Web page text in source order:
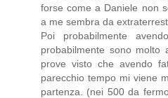
forse come a Daniele non
a me sembra da
Poi probabilmente
probabilmente sono molto
prove visto che avendo
parecchio tempo mi viene
partenza. (nei 500 da